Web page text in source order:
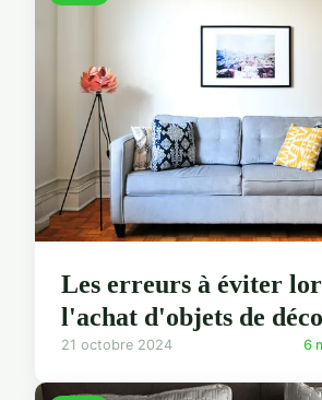
Les erreurs à éviter
l'achat d'objets de
21 octobre 2024 6